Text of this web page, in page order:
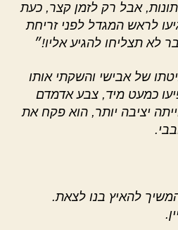
אבל רק לזמן קצר, כעת
לראש המגדל לפני זריחת
תצליחו להגיע אליו!״
של אבישי והשקתי אותו
כמעט מיד, צבע אדמדם
יציבה יותר, הוא פקח את
להאיץ בנו לצאת.